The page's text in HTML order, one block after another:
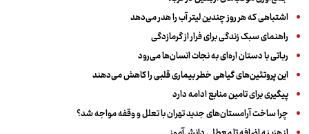
اشتباهی که هر روز چندین لیتر آب را هدر می‌دهد
راهنمای سبک زندگی برای فرار از گرمازدگی
رباتی با دستان اره‌ای به نجات انسان‌ها می‌رود
این پروتئین‌های گیاهی خطر بیماری قلبی را کاهش می‌دهند
پیگیری برای تامین منابع ادامه دارد
چرا ساخت آرامستان‌های جدید تهران با تعلل و وقفه مواجه شد؟